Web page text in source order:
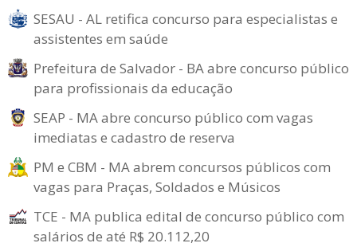
SESAU - AL retifica concurso para especialistas e
assistentes em saúde
Prefeitura de Salvador - BA abre concurso público
para profissionais da educação
SEAP - MA abre concurso público com vagas
imediatas e cadastro de reserva
PM e CBM - MA abrem concursos públicos com
vagas para Praças, Soldados e Músicos
TCE - MA publica edital de concurso público com
salários de até R$ 20.112,20